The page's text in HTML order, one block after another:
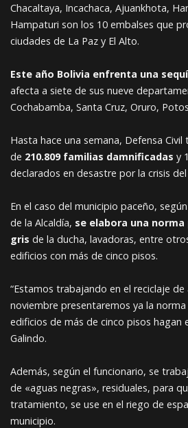
Chacaltaya, Incachaca, Ajuankhota,
Hampaturi son los 10 embalses que
ciudades de La Paz y El Alto.
Este año Bolivia enfrenta una
afecta a siete de sus nueve
Cochabamba, Santa Cruz, Oruro,
Hasta hace una semana, Defensa
de 210.809 familias damnificadas y
declarados en desastre por la crisis del
En el caso del municipio paceño,
de la Alcaldía, se elabora una
gris de la ducha, lavadoras, entre
edificios con más de cinco pisos.
“Estamos trabajando en el reciclaje de
noviembre presentaremos ya la
edificios de más de cinco pisos hagan
Galindo.
Además, según el funcionario, se
de «aguas negras», residuales, para
tratamiento, se use en el riego de
municipio.